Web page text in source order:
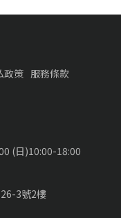
政策 服務條款
(日)10:00-18:00
3號2樓